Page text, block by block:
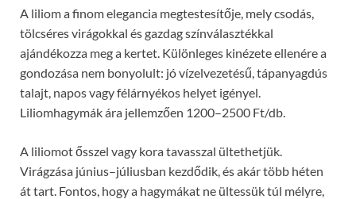
A liliom a finom elegancia megtestesítője, mely csodás,
tölcséres virágokkal és gazdag színválasztékkal
ajándékozza meg a kertet. Különleges kinézete ellenére a
gondozása nem bonyolult: jó vízelvezetésű, tápanyagdús
talajt, napos vagy félárnyékos helyet igényel.
Liliomhagymák ára jellemzően 1200–2500 Ft/db.
A liliomot ősszel vagy kora tavasszal ültethetjük.
Virágzása június–júliusban kezdődik, és akár több héten
át tart. Fontos, hogy a hagymákat ne ültessük túl mélyre,